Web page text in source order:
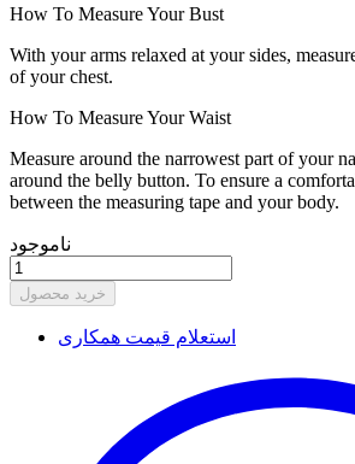
How To Measure Your Bust
With your arms relaxed at your sides,
of your chest.
How To Measure Your Waist
Measure around the narrowest part of your
around the belly button. To ensure a
between the measuring tape and your body.
ناموجود
خرید محصول
استعلام قیمت همکاری